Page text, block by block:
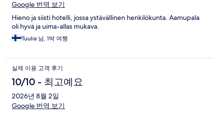
Google 번역 보기
Hieno ja siisti hotelli, jossa ystävällinen henkilökunta. Aamupala
oli hyvä ja uima-allas mukava.
Tuulia 님, 1박 여행
실제 이용 고객 후기
10/10 - 최고예요
2026년 8월 2일
Google 번역 보기